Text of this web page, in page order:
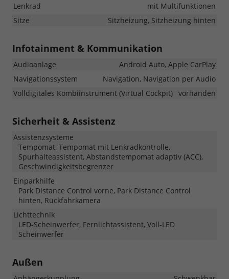
Lenkrad
mit Multifunktionen
Sitze
Sitzheizung, Sitzheizung hinten
Infotainment & Kommunikation
Audioanlage
Android Auto, Apple CarPlay
Navigationssystem
Navigation, Navigation per Audio
Volldigitales Kombiinstrument (Virtual Cockpit) vorhanden
Sicherheit & Assistenz
Assistenzsysteme
Tempomat, Tempomat mit Lenkradkontrolle,
Spurhalteassistent, Abstandstempomat adaptiv (ACC),
Geschwindigkeitsbegrenzer
Einparkhilfe
Park Distance Control vorne, Park Distance Control
hinten, Rückfahrkamera
Lichttechnik
LED-Scheinwerfer, Fernlichtassistent, Voll-LED
Scheinwerfer
Außen